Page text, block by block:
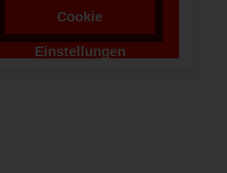
Cookie
Einstellungen